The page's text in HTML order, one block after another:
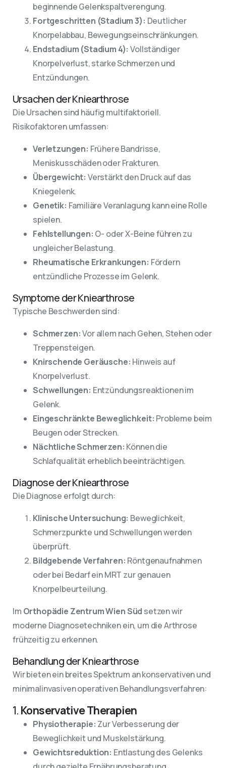
beginnende Gelenkspaltverengung.
Fortgeschritten (Stadium 3): Deutlicher
Knorpelabbau, Bewegungseinschränkungen.
Endstadium (Stadium 4): Vollständiger
Knorpelverlust, starke Schmerzen und
Entzündungen.
Ursachen der Kniearthrose
Die Ursachen sind häufig multifaktoriell.
Risikofaktoren umfassen:
Verletzungen: Frühere Bandrisse,
Meniskusschäden oder Frakturen.
Übergewicht: Verstärkt den Druck auf das
Kniegelenk.
Genetik: Familiäre Veranlagung kann eine Rolle
spielen.
Fehlstellungen: O- oder X-Beine führen zu
ungleicher Belastung.
Rheumatische Erkrankungen: Fördern
entzündliche Prozesse im Gelenk.
Symptome der Kniearthrose
Typische Beschwerden sind:
Schmerzen:Vor allem nach Gehen, Stehen oder
Treppensteigen.
Knirschende Geräusche: Hinweis auf
Knorpelverlust.
Schwellungen: Entzündungsreaktionen im
Gelenk.
Eingeschränkte Beweglichkeit: Probleme beim
Beugen oder Strecken.
Nächtliche Schmerzen: Können die
Schlafqualität erheblich beeinträchtigen.
Diagnose der Kniearthrose
Die Diagnose erfolgt durch:
Klinische Untersuchung: Beweglichkeit,
Schmerzpunkte und Schwellungen werden
überprüft.
Bildgebende Verfahren: Röntgenaufnahmen
oder bei Bedarf ein MRT zur genauen
Knorpelbeurteilung.
Im Orthopädie Zentrum Wien Süd setzen wir
moderne Diagnosetechniken ein, um die Arthrose
frühzeitig zu erkennen.
Behandlung der Kniearthrose
Wir bieten ein breites Spektrum an konservativen und
minimalinvasiven operativen Behandlungsverfahren:
1. Konservative Therapien
Physiotherapie: Zur Verbesserung der
Beweglichkeit und Muskelstärkung.
Gewichtsreduktion: Entlastung des Gelenks